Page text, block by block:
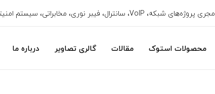
مجری پروژه‌های شبکه، VoIP، سانترال، فیبر نوری، مخابراتی، سیستم امنیتی، CRM
محصولات استوک مقالات گالری تصاویر درباره ما